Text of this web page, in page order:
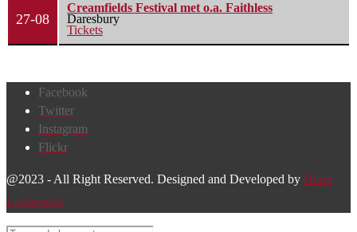
27-08
Creamfields Festival met o.a. Faithless
Daresbury
Tickets
Facebook
Twitter
Instagram
Flickr
@2023 - All Right Reserved. Designed and Developed by Harm
Lourenssen